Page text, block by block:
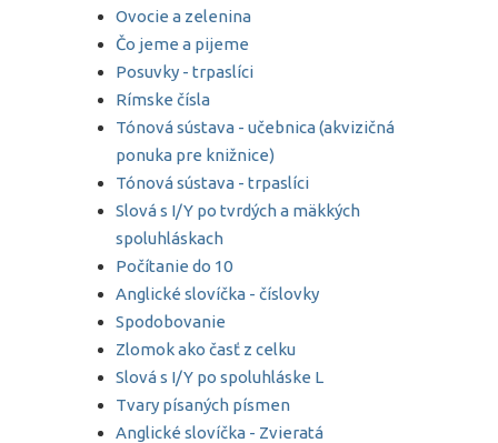
Ovocie a zelenina
Čo jeme a pijeme
Posuvky - trpaslíci
Rímske čísla
Tónová sústava - učebnica (akvizičná
ponuka pre knižnice)
Tónová sústava - trpaslíci
Slová s I/Y po tvrdých a mäkkých
spoluhláskach
Počítanie do 10
Anglické slovíčka - číslovky
Spodobovanie
Zlomok ako časť z celku
Slová s I/Y po spoluhláske L
Tvary písaných písmen
Anglické slovíčka - Zvieratá